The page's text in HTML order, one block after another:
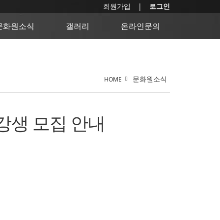
회원가입 로그인
화원소식 갤러리 온라인문의
HOME 문화원소식
생 모집 안내